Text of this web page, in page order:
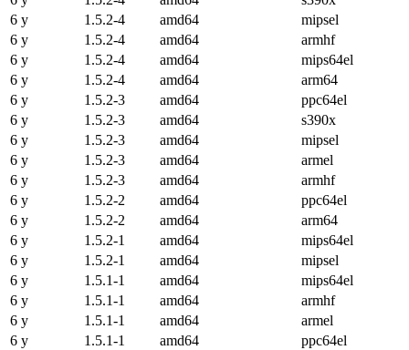
6 y
1.5.2-4 amd64
mipsel
6 y
1.5.2-4 amd64
armhf
6 y
1.5.2-4 amd64
mips64el
6 y
1.5.2-4 amd64
arm64
6 y
1.5.2-3 amd64
ppc64el
6 y
1.5.2-3 amd64
s390x
6 y
1.5.2-3 amd64
mipsel
6 y
1.5.2-3 amd64
armel
6 y
1.5.2-3 amd64
armhf
6 y
1.5.2-2 amd64
ppc64el
6 y
1.5.2-2 amd64
arm64
6 y
1.5.2-1 amd64
mips64el
6 y
1.5.2-1 amd64
mipsel
6 y
1.5.1-1 amd64
mips64el
6 y
1.5.1-1 amd64
armhf
6 y
1.5.1-1 amd64
armel
6 y
1.5.1-1 amd64
ppc64el